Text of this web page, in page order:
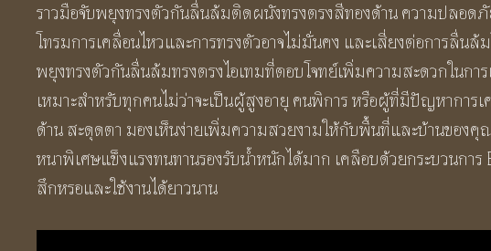
SS620
Gold
ราวมือจับพยุงทรงตัวกันลื่นล้มติดผนังทรงตรงสีทองด้าน ความปลอดภั
โทรมการเคลื่อนไหวและการทรงตัวอาจไม่มั่นคง และเสี่ยงต่อการลื่นล้
พยุงทรงตัวกันลื่นล้มทรงตรงไอเทมที่ตอบโจทย์เพิ่มความสะดวกในกา
เหมาะสำหรับทุกคนไม่ว่าจะเป็นผู้สูงอายุ คนพิการ หรือผู้ที่มีปัญหากา
ด้าน สะดุดตา มองเห็นง่ายเพิ่มความสวยงามให้กับพื้นที่และบ้านของ
หนาพิเศษแข็งแรงทนทานรองรับน้ำหนักได้มาก เคลือบด้วยกระบวนกา
สึกหรอและใช้งานได้ยาวนาน